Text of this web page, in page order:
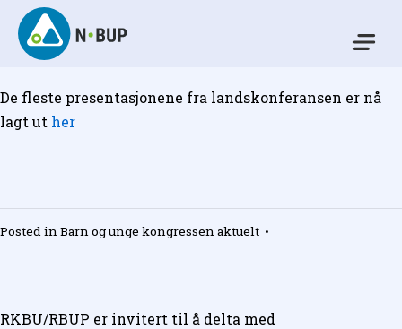
Skip
content
N-BUP
De fleste presentasjonene fra landskonferansen er nå
lagt ut her
Posted in Barn og unge kongressen aktuelt •
RKBU/RBUP er invitert til å delta med